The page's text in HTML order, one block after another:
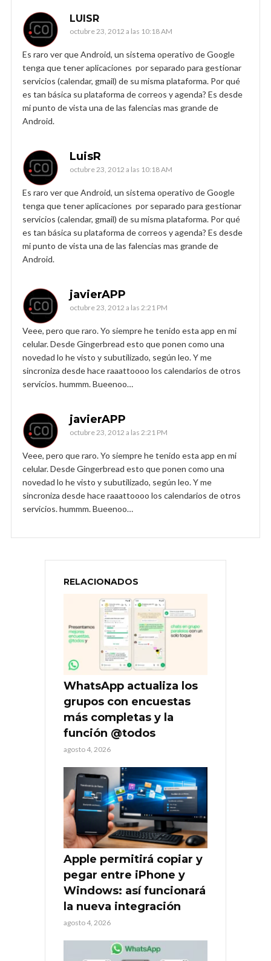
LUISR
octubre 23, 2012 a las 10:18 AM
Es raro ver que Android, un sistema operativo de Google
tenga que tener aplicaciones por separado para gestionar
servicios (calendar, gmail) de su misma plataforma. Por qué
es tan básica su plataforma de correos y agenda? Es desde
mi punto de vista una de las falencias mas grande de
Android.
LuisR
octubre 23, 2012 a las 10:18 AM
Es raro ver que Android, un sistema operativo de Google
tenga que tener aplicaciones por separado para gestionar
servicios (calendar, gmail) de su misma plataforma. Por qué
es tan básica su plataforma de correos y agenda? Es desde
mi punto de vista una de las falencias mas grande de
Android.
javierAPP
octubre 23, 2012 a las 2:21 PM
Veee, pero que raro. Yo siempre he tenido esta app en mi
celular. Desde Gingerbread esto que ponen como una
novedad lo he visto y subutilizado, según leo. Y me
sincroniza desde hace raaattoooo los calendarios de otros
servicios. hummm. Bueenoo…
javierAPP
octubre 23, 2012 a las 2:21 PM
Veee, pero que raro. Yo siempre he tenido esta app en mi
celular. Desde Gingerbread esto que ponen como una
novedad lo he visto y subutilizado, según leo. Y me
sincroniza desde hace raaattoooo los calendarios de otros
servicios. hummm. Bueenoo…
RELACIONADOS
WhatsApp actualiza los
grupos con encuestas
más completas y la
función @todos
agosto 4, 2026
Apple permitirá copiar y
pegar entre iPhone y
Windows: así funcionará
la nueva integración
agosto 4, 2026